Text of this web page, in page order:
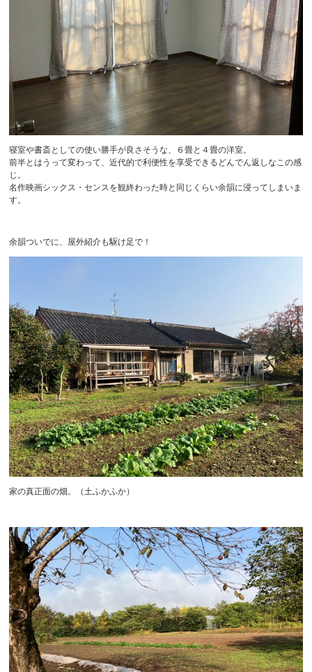
寝室や書斎としての使い勝手が良さそうな、６畳と４畳の洋室。
前半とはうって変わって、近代的で利便性を享受できるどんでん返しなこの感
じ。
名作映画シックス・センスを観終わった時と同じくらい余韻に浸ってしまいま
す。
余韻ついでに、屋外紹介も駆け足で！
家の真正面の畑。（土ふかふか）